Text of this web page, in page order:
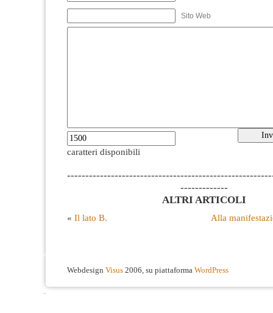
Sito Web
caratteri disponibili
-------------
ALTRI ARTICOLI
« Il lato B. Alla
Webdesign Visus 2006, su piattaforma WordPress